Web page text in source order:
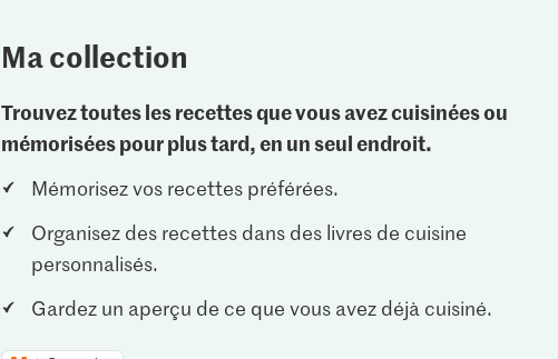
Ma collection
Trouvez toutes les recettes que vous avez cuisinées ou
mémorisées pour plus tard, en un seul endroit.
Mémorisez vos recettes préférées.
Organisez des recettes dans des livres de cuisine
personnalisés.
Gardez un aperçu de ce que vous avez déjà cuisiné.